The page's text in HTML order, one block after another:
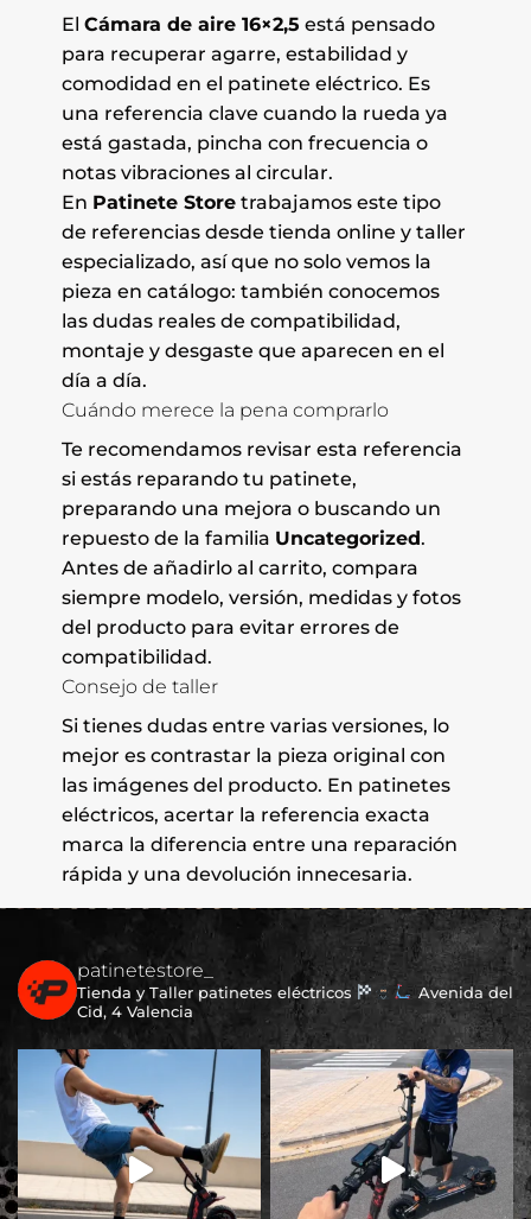
El Cámara de aire 16×2,5 está pensado
para recuperar agarre, estabilidad y
comodidad en el patinete eléctrico. Es
una referencia clave cuando la rueda ya
está gastada, pincha con frecuencia o
notas vibraciones al circular.
En Patinete Storetrabajamos este tipo
de referencias desde tienda online y taller
especializado, así que no solo vemos la
pieza en catálogo: también conocemos
las dudas reales de compatibilidad,
montaje y desgaste que aparecen en el
día a día.
Cuándo merece la pena comprarlo
Te recomendamos revisar esta referencia
si estás reparando tu patinete,
preparando una mejora o buscando un
repuesto de la familia Uncategorized.
Antes de añadirlo al carrito, compara
siempre modelo, versión, medidas y fotos
del producto para evitar errores de
compatibilidad.
Consejo de taller
Si tienes dudas entre varias versiones, lo
mejor es contrastar la pieza original con
las imágenes del producto. En patinetes
eléctricos, acertar la referencia exacta
marca la diferencia entre una reparación
rápida y una devolución innecesaria.
patinetestore_
Tienda y Taller patinetes eléctricos
Avenida del
Cid, 4 Valencia